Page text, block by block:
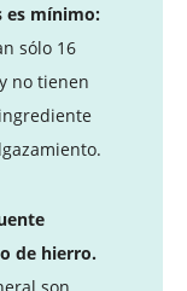
es mínimo:
sólo 16
no tienen
de hierro.